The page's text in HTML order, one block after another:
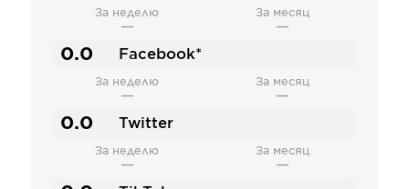
За неделю
—
За месяц
—
0.0 Facebook*
За неделю
—
За месяц
—
0.0 Twitter
За неделю
—
За месяц
—